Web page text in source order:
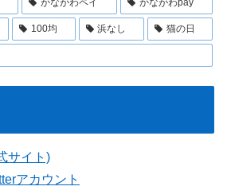
100均 浜なし 猫の日
サイト)
アカウント